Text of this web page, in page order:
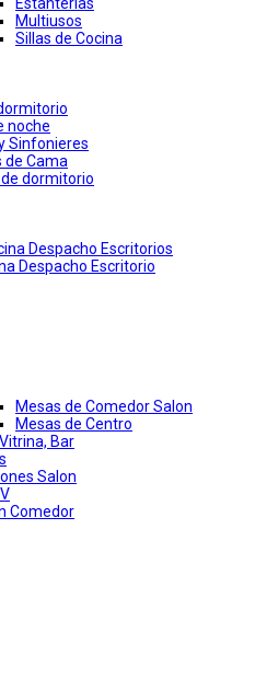
Estanterias
Multiusos
Sillas de Cocina
noche
Sinfonieres
de Cama
dormitorio
Despacho Escritorios
Despacho Escritorio
Mesas de Comedor Salon
Mesas de Centro
Bar
Salon
Comedor